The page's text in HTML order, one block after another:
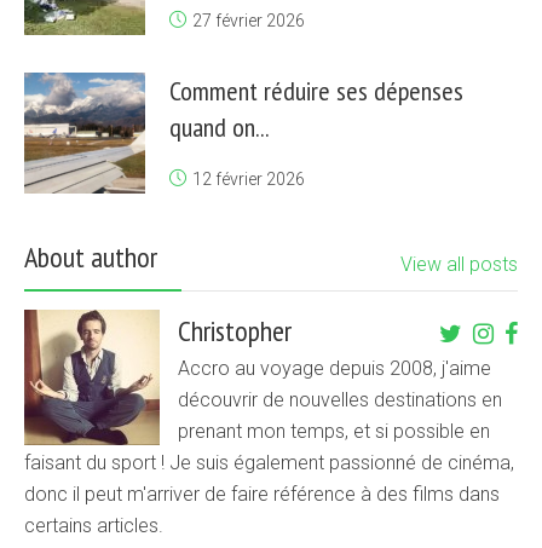
27 février 2026
Comment réduire ses dépenses
quand on...
12 février 2026
About author View all posts
Christopher
Accro au voyage depuis 2008, j'aime
découvrir de nouvelles destinations en
prenant mon temps, et si possible en
faisant du sport ! Je suis également passionné de cinéma,
donc il peut m'arriver de faire référence à des films dans
certains articles.